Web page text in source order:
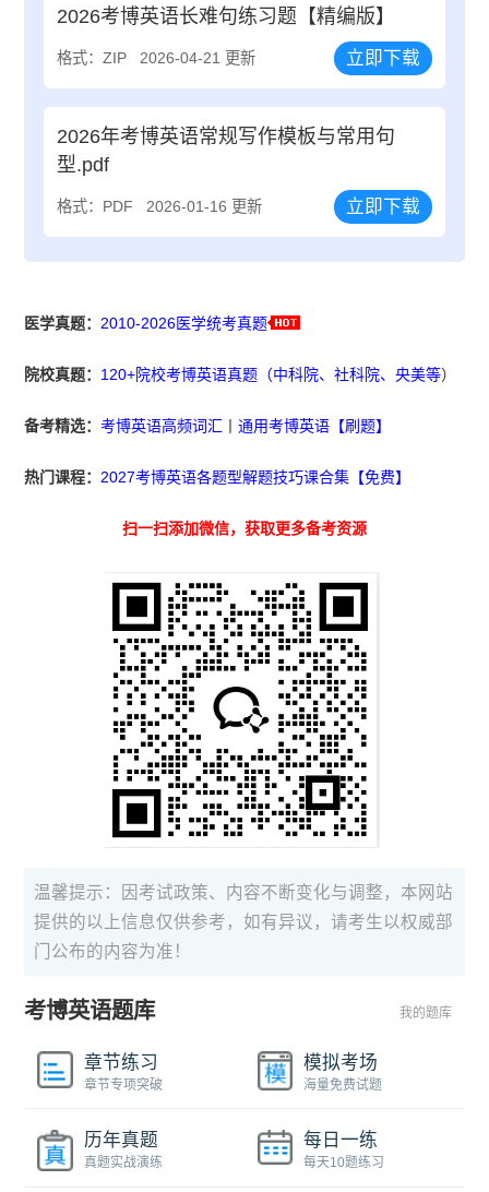
2026考博英语长难句练习题【精编版】
格式：ZIP 2026-04-21 更新 立即下载
2026年考博英语常规写作模板与常用句
型.pdf
格式：PDF 2026-01-16 更新 立即下载
医学真题： 2010-2026医学统考真题
院校真题： 120+院校考博英语真题（中科院、社科院、央美等）
备考精选：考博英语高频词汇 丨通用考博英语【刷题】
热门课程： 2027考博英语各题型解题技巧课合集【免费】
扫一扫添加微信，获取更多备考资源
温馨提示：因考试政策、内容不断变化与调整，本网站
提供的以上信息仅供参考，如有异议，请考生以权威部
门公布的内容为准！
考博英语题库 我的题库
章节练习
章节专项突破
模拟考场
海量免费试题
历年真题
真题实战演练
每日一练
每天10题练习